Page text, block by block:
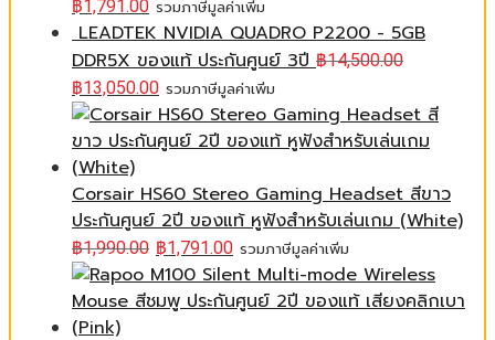
฿1,791.00 รวมภาษีมูลค่าเพิ่ม
LEADTEK NVIDIA QUADRO P2200 - 5GB
DDR5X ของแท้ ประกันศูนย์ 3ปี ฿14,500.00
฿13,050.00 รวมภาษีมูลค่าเพิ่ม
Corsair HS60 Stereo Gaming Headset สีขาว
ประกันศูนย์ 2ปี ของแท้ หูฟังสำหรับเล่นเกม (White)
฿1,990.00 ฿1,791.00 รวมภาษีมูลค่าเพิ่ม